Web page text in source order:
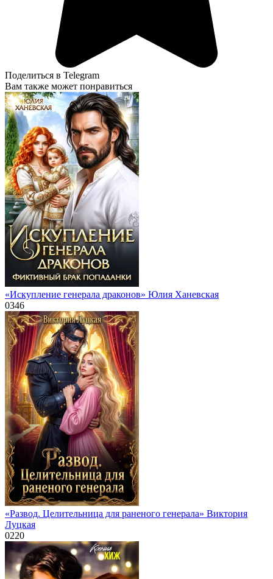
Поделиться в Telegram
Вам также может понравиться
«Искупление генерала драконов» Юлия Ханевская
0346
«Развод. Целительница для раненого генерала» Виктория
Луцкая
0220